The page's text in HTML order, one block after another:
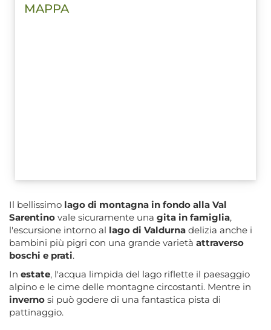
MAPPA
Il bellissimo lago di montagna in fondo alla Val
Sarentino vale sicuramente una gita in famiglia,
l'escursione intorno al lago di Valdurna delizia anche i
bambini più pigri con una grande varietà attraverso
boschi e prati.
In estate, l'acqua limpida del lago riflette il paesaggio
alpino e le cime delle montagne circostanti. Mentre in
inverno si può godere di una fantastica pista di
pattinaggio.